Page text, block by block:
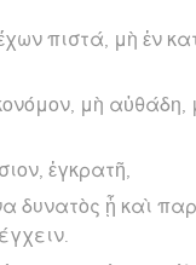
πιστά, μὴ ἐν
μὴ αὐθάδη,
ἐγκρατῆ,
δυνατὸς ᾖ καὶ